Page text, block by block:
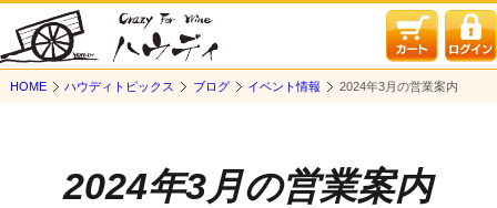
HOME ハウディトピックス ブログ イベント情報 2024年3月の営業案内
2024年3月の営業案内